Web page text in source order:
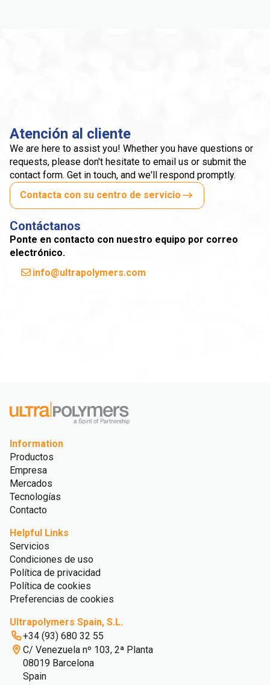
Atención al cliente
We are here to assist you! Whether you have questions or
requests, please don't hesitate to email us or submit the
contact form. Get in touch, and we'll respond promptly.
Contacta con su centro de servicio
Contáctanos
Ponte en contacto con nuestro equipo por correo
electrónico.
info@ultrapolymers.com
Information
Productos
Empresa
Mercados
Tecnologías
Contacto
Helpful Links
Servicios
Condiciones de uso
Política de privacidad
Política de cookies
Preferencias de cookies
Ultrapolymers Spain, S.L.
+34 (93) 680 32 55
C/ Venezuela nº 103, 2ª Planta
08019 Barcelona
Spain